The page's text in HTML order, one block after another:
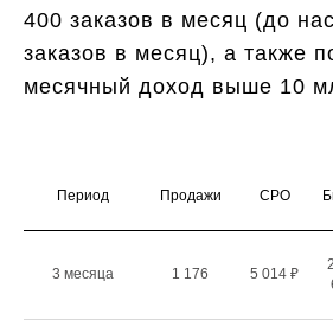
400 заказов в месяц (до
заказов в месяц), а также
месячный доход выше 10
Период Продажи СРО
3 месяца 1 176 5 014 ₽